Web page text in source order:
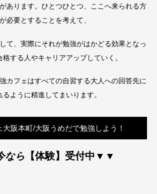
あります。ひとつひとつ、ここへ来られる方
が必要とすることを考えて、
て、実際にそれが勉強がはかどる効果となっ
格する人やキャリアアップしていく。
カフェはすべての自習する大人への回答先に
るように精進してまいります。
大阪本町/大阪うめだで勉強しよう！
なら 【体験】受付中▼ ▼